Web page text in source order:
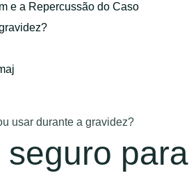
e a Repercussão do Caso
usar durante a gravidez?